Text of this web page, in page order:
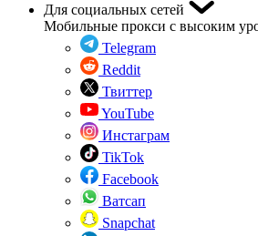
Для социальных сетей
Мобильные прокси с высоким
Telegram
Reddit
Твиттер
YouTube
Инстаграм
TikTok
Facebook
Ватсап
Snapchat